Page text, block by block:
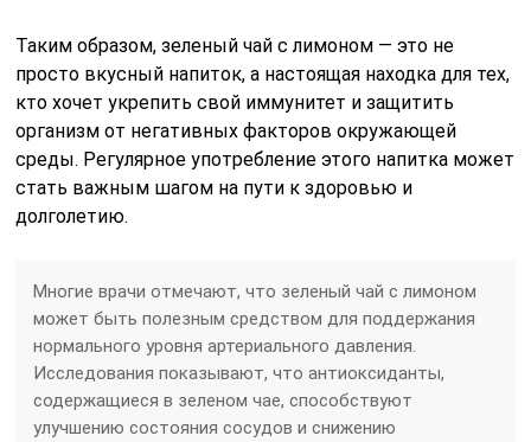
Таким образом, зеленый чай с лимоном — это не
просто вкусный напиток, а настоящая находка для тех,
кто хочет укрепить свой иммунитет и защитить
организм от негативных факторов окружающей
среды. Регулярное употребление этого напитка может
стать важным шагом на пути к здоровью и
долголетию.
Многие врачи отмечают, что зеленый чай с лимоном
может быть полезным средством для поддержания
нормального уровня артериального давления.
Исследования показывают, что антиоксиданты,
содержащиеся в зеленом чае, способствуют
улучшению состояния сосудов и снижению